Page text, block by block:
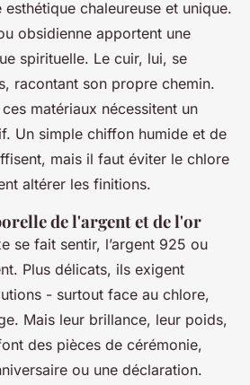
chaleureuse et unique.
obsidienne apportent une
spirituelle. Le cuir, lui, se
racontant son propre chemin.
matériaux nécessitent un
Un simple chiffon humide et de
mais il faut éviter le chlore
altérer les finitions.
de l'argent et de l'or
se fait sentir, l’argent 925 ou
Plus délicats, ils exigent
- surtout face au chlore,
Mais leur brillance, leur poids,
des pièces de cérémonie,
ou une déclaration.